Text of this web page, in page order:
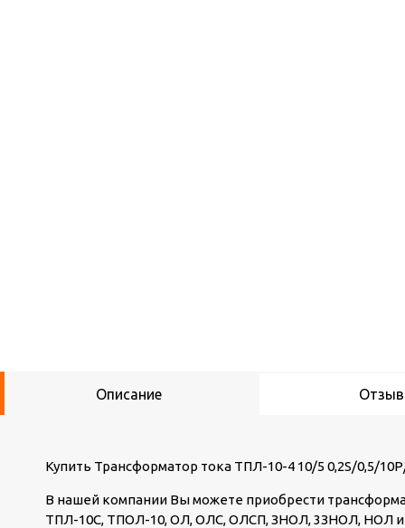
Описание
Купить Трансформатор тока ТПЛ-10-4 10/5 0,2S/0,5/
В нашей компании Вы можете приобрести
ТПЛ-10С, ТПОЛ-10, ОЛ, ОЛС, ОЛСП, ЗНОЛ, 3ЗНОЛ, НОЛ и